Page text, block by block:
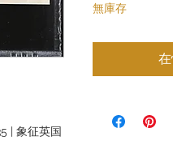
| 象征英国
無庫存